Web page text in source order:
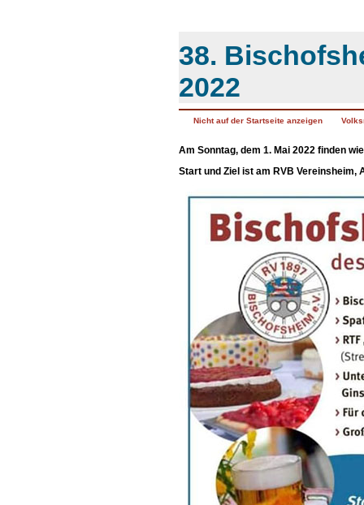
38.
2022
Nicht auf der Startseite anzeigen
Am Sonntag, dem 1. Mai 2022 finden
Start und Ziel ist am RVB Vereinsheim,